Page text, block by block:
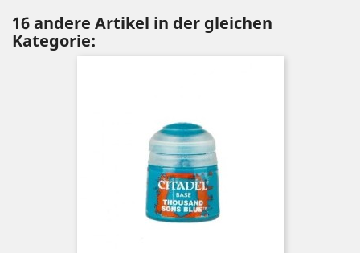
16 andere Artikel in der gleichen
Kategorie: